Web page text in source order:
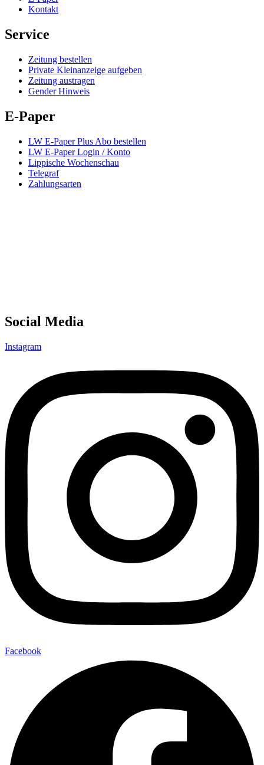
Kontakt
Service
Zeitung bestellen
Private Kleinanzeige aufgeben
Zeitung austragen
Gender Hinweis
E-Paper
LW E-Paper Plus Abo bestellen
LW E-Paper Login / Konto
Lippische Wochenschau
Telegraf
Zahlungsarten
Social Media
Instagram
Facebook